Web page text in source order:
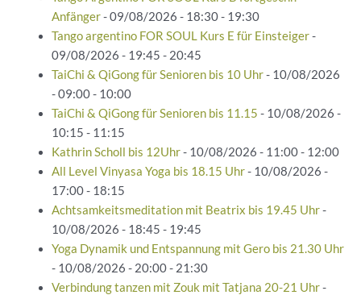
Anfänger- 09/08/2026 - 18:30 - 19:30
Tango argentino FOR SOUL Kurs E für Einsteiger-
09/08/2026 - 19:45 - 20:45
TaiChi & QiGong für Senioren bis 10 Uhr- 10/08/2026
- 09:00 - 10:00
TaiChi & QiGong für Senioren bis 11.15 - 10/08/2026 -
10:15 - 11:15
Kathrin Scholl bis 12Uhr- 10/08/2026 - 11:00 - 12:00
All Level Vinyasa Yoga bis 18.15 Uhr- 10/08/2026 -
17:00 - 18:15
Achtsamkeitsmeditation mit Beatrix bis 19.45 Uhr-
10/08/2026 - 18:45 - 19:45
Yoga Dynamik und Entspannung mit Gero bis 21.30 Uhr
- 10/08/2026 - 20:00 - 21:30
Verbindung tanzen mit Zouk mit Tatjana 20-21 Uhr-